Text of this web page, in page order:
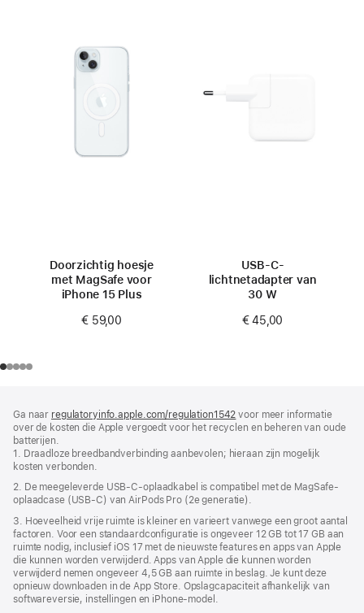
Doorzichtig hoesje
met MagSafe voor
iPhone 15 Plus
€ 59,00
USB‑C-
lichtnetadapter van
30 W
€ 45,00
Ga naar regulatoryinfo.apple.com/regulation1542 (wordt
in
venster
voor meer informatie
over de kosten die Apple vergoedt voor het recyclen en beheren van oude
batterijen.
1. Draadloze breedbandverbinding aanbevolen; hieraan zijn mogelijk
kosten verbonden.
2. De meegeleverde USB‑C-oplaadkabel is compatibel met de MagSafe-
oplaadcase (USB‑C) van AirPods Pro (2e generatie).
3. Hoeveelheid vrije ruimte is kleiner en varieert vanwege een groot aantal
factoren. Voor een standaardconfiguratie is ongeveer 12 GB tot 17 GB aan
ruimte nodig, inclusief iOS 17 met de nieuwste features en apps van Apple
die kunnen worden verwijderd. Apps van Apple die kunnen worden
verwijderd nemen ongeveer 4,5 GB aan ruimte in beslag. Je kunt deze
opnieuw downloaden in de App Store. Opslagcapaciteit afhankelijk van
softwareversie, instellingen en iPhone-model.